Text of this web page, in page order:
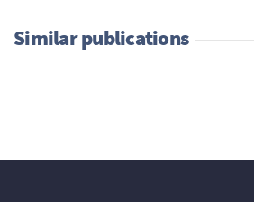
Similar publications